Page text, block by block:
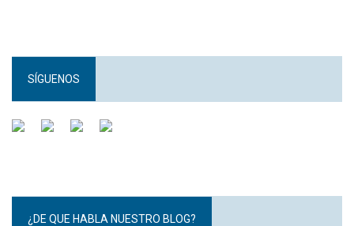
SÍGUENOS
¿DE QUE HABLA NUESTRO BLOG?